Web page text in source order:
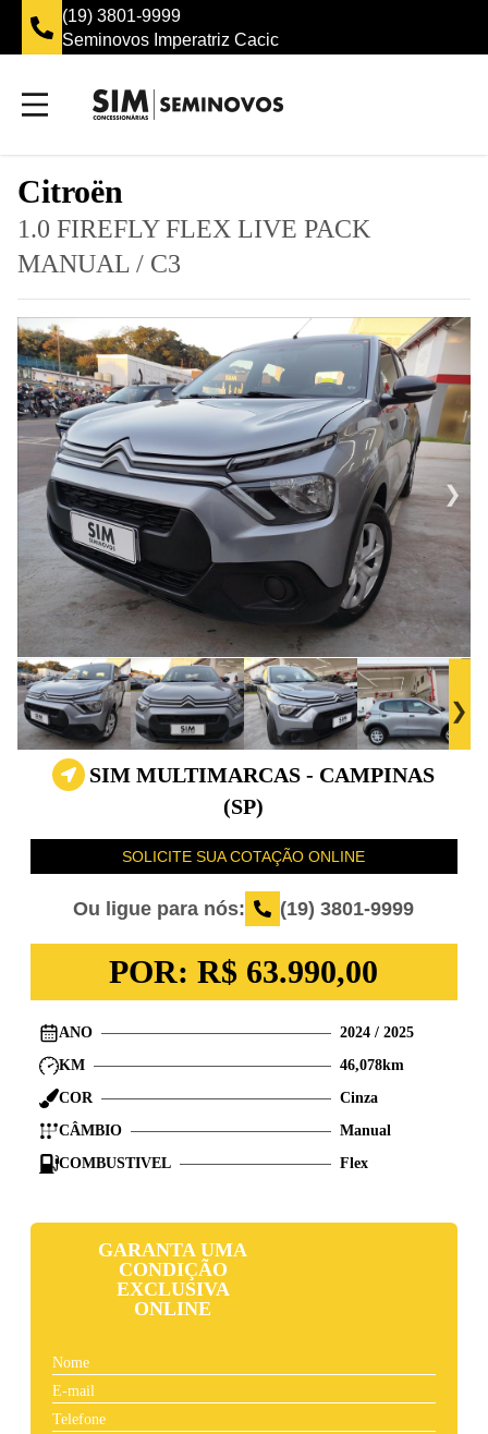
(19) 3801-9999
Seminovos Imperatriz Cacic
Citroën
1.0 FIREFLY FLEX LIVE PACK
MANUAL/ C3
SIM MULTIMARCAS - CAMPINAS
(SP)
SOLICITE SUA COTAÇÃO ONLINE
Ou ligue para nós: (19) 3801-9999
POR:R$ 63.990,00
ANO 2024/ 2025
KM
46,078km
COR
Cinza
CÂMBIO
Manual
COMBUSTIVEL
Flex
GARANTA UMA
CONDIÇÃO
EXCLUSIVA
ONLINE